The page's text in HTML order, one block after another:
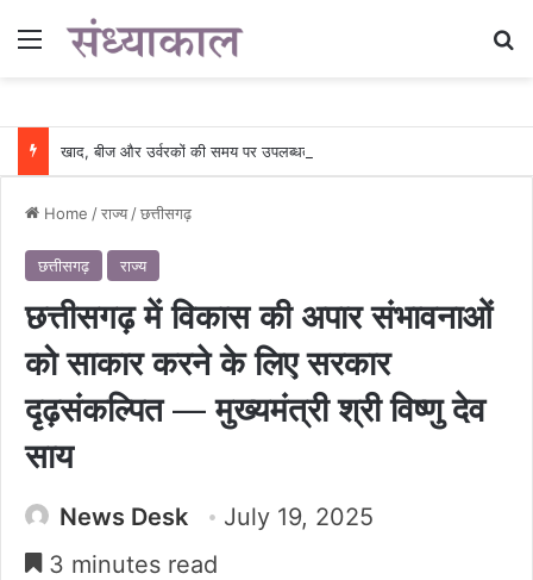
Menu
Home /राज्य /छत्तीसगढ़
छत्तीसगढ़ राज्य
छत्तीसगढ़ में विकास की अपार संभावनाओं
को साकार करने के लिए सरकार
दृढ़संकल्पित — मुख्यमंत्री श्री विष्णु देव
साय
News Desk
July 19, 2025
3 minutes read